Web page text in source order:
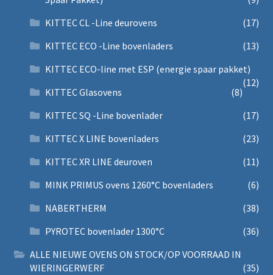
KITTEC CL -Line deurovens
(17)
KITTEC ECO -Line bovenladers
(13)
KITTEC ECO-line met ESP (energie spaar pakket)
(12)
KITTEC Glasovens
(8)
KITTEC SQ -Line bovenlader
(17)
KITTEC X LINE bovenladers
(23)
KITTEC XR LINE deuroven
(11)
MINK PRIMUS ovens 1260°C bovenladers
(6)
NABERTHERM
(38)
PYROTEC bovenlader 1300°C
(36)
ALLE NIEUWE OVENS ON STOCK/OP VOORRAAD IN
WIERINGERWERF
(35)